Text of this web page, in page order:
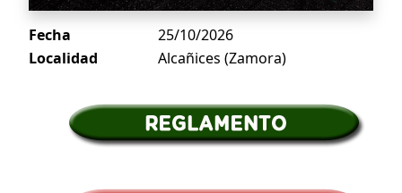
Fecha
25/10/2026
Localidad
Alcañices (Zamora)